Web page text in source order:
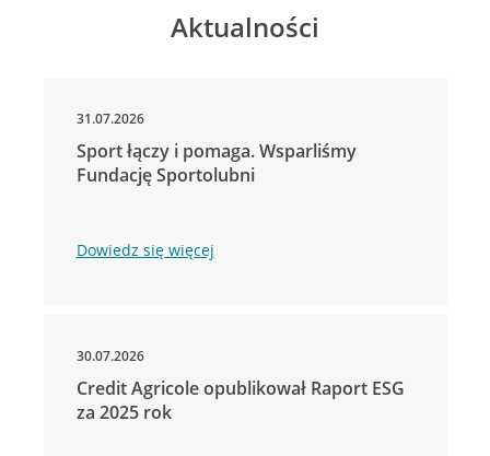
Aktualności
31.07.2026
Sport łączy i pomaga. Wsparliśmy
Fundację Sportolubni
Dowiedz się więcej
30.07.2026
Credit Agricole opublikował Raport ESG
za 2025 rok